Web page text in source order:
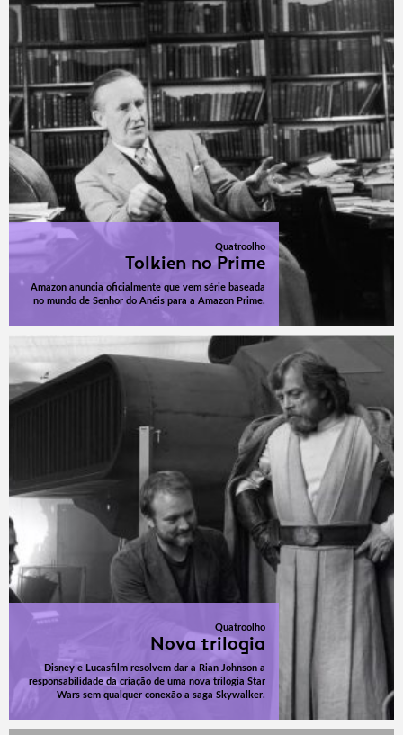
Quatroolho
Tolkien no Prime
Amazon anuncia oficialmente que vem série baseada
no mundo de Senhor do Anéis para a Amazon Prime.
Quatroolho
Nova trilogia
Disney e Lucasfilm resolvem dar a Rian Johnson a
responsabilidade da criação de uma nova trilogia Star
Wars sem qualquer conexão a saga Skywalker.